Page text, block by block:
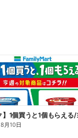
8月10日